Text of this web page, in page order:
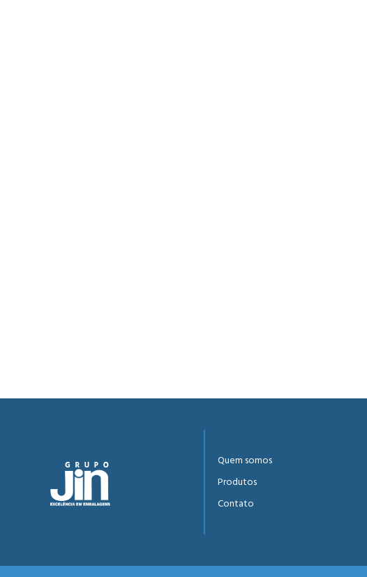
Quem somos
Produtos
Contato